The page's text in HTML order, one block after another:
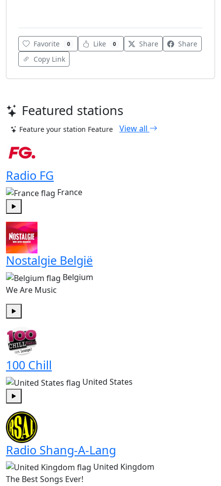
Favorite 0 Like 0 Share
Share
Copy Link
Featured stations
Feature your station Feature View all
Radio FG
France
Nostalgie België
Belgium
We Are Music
100 Chill
United States
Play
Radio Shang-A-Lang
United Kingdom
The Best Songs Ever!